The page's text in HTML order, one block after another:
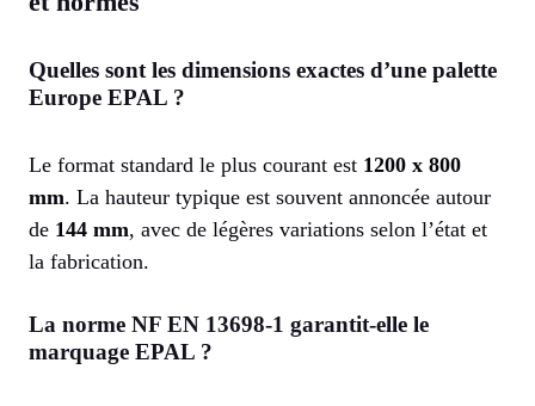
Quelles sont les dimensions exactes d’une palette
Europe EPAL ?
Le format standard le plus courant est 1200 x 800
mm. La hauteur typique est souvent annoncée autour
de 144 mm, avec de légères variations selon l’état et
la fabrication.
La norme NF EN 13698-1 garantit-elle le
marquage EPAL ?